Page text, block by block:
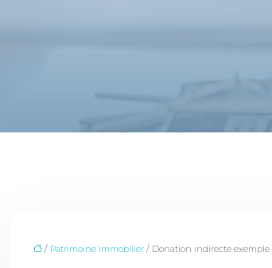
/ Patrimoine immobilier / Donation indirecte